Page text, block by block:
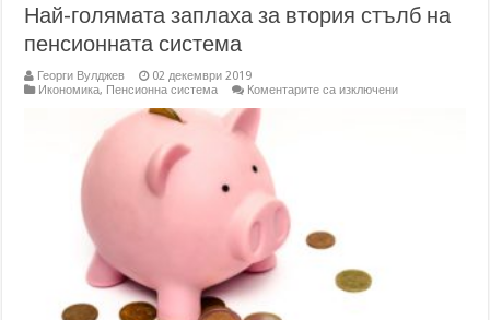
Най-голямата заплаха за втория стълб на
пенсионната система
Георги Вулджев
02 декември 2019
Икономика, Пенсионна система Коментарите са изключениза